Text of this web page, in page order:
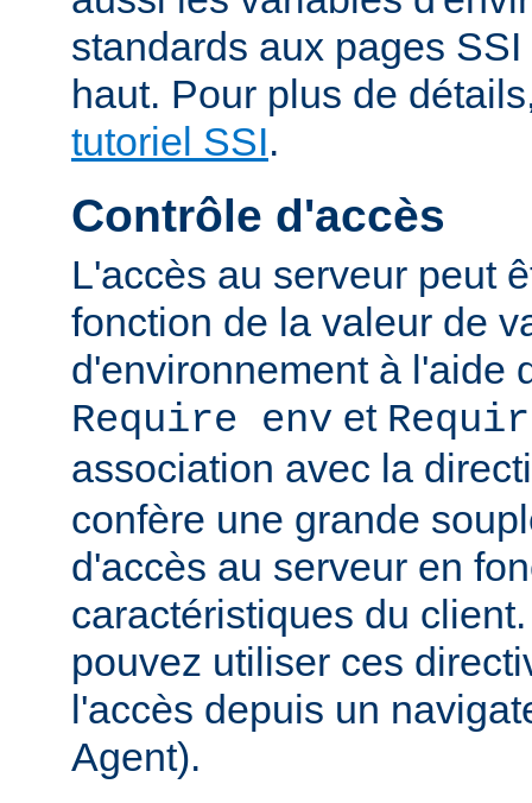
standards aux pages
haut. Pour plus de
tutoriel SSI.
Contrôle d'accès
L'accès au serveur peut
fonction de la valeur de
d'environnement à l'aide
Require env et
association avec la
confère une grande
d'accès au serveur en
caractéristiques du
pouvez utiliser ces
l'accès depuis un
Agent).